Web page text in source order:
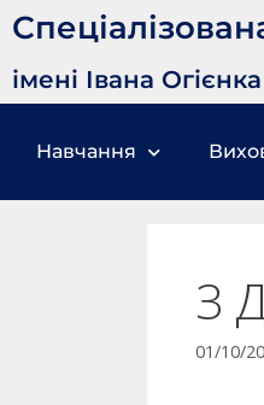
імені Івана Огієнка
Навчання
З
01/10/